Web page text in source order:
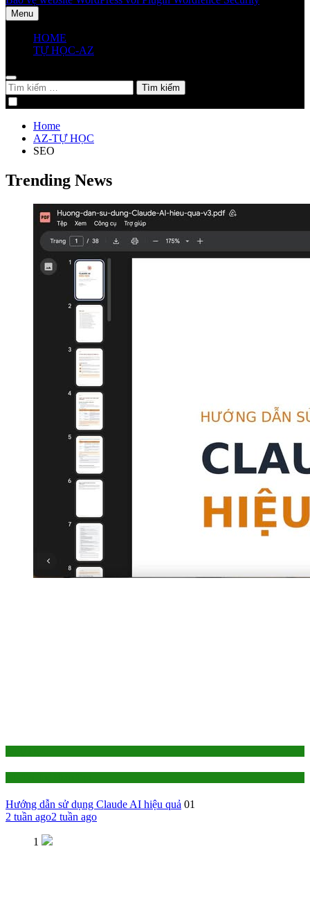
Menu
HOME
TỰ HỌC-AZ
Tìm
kiếm
cho:
Home
AZ-TỰ HỌC
SEO
Trending News
Hướng dẫn sử dụng Claude AI hiệu quả 01
2 tuần ago2 tuần ago
1